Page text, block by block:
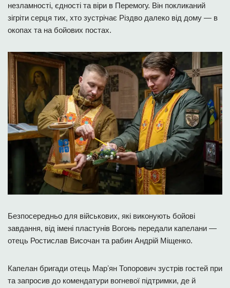
незламності, єдності та віри в Перемогу. Він покликаний
зігріти серця тих, хто зустрічає Різдво далеко від дому — в
окопах та на бойових постах.
Безпосередньо для військових, які виконують бойові
завдання, від імені пластунів Вогонь передали капелани —
отець Ростислав Височан та рабин Андрій Міщенко.
Капелан бригади отець Марʼян Топорович зустрів гостей при
та запросив до комендатури вогневої підтримки, де й